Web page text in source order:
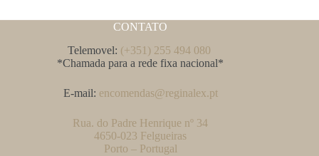
CONTATO
Telemovel: (+351) 255 494 080
*Chamada para a rede fixa nacional*
E-mail: encomendas@reginalex.pt
Rua. do Padre Henrique nº 34
4650-023 Felgueiras
Porto – Portugal